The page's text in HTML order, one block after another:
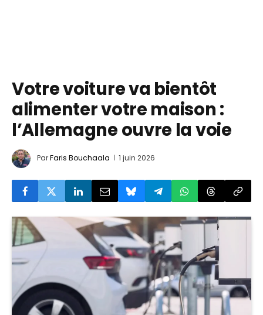
Votre voiture va bientôt
alimenter votre maison :
l’Allemagne ouvre la voie
ParFaris Bouchaala 1 juin 2026
© DR